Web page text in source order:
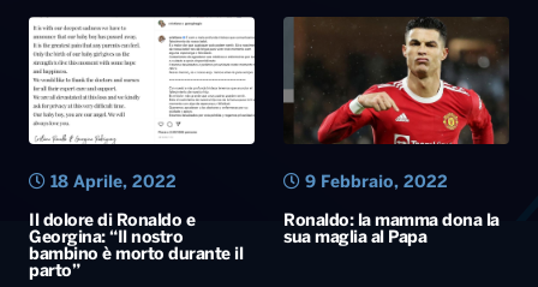
Il dolore di Ronaldo e
Georgina: “Il nostro
bambino è morto durante il
parto”
18 Aprile, 2022
Ronaldo: la mamma dona la
sua maglia al Papa
9 Febbraio, 2022